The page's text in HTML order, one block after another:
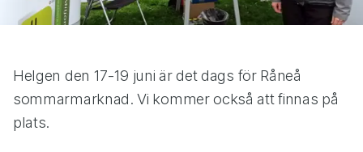
Helgen den 17-19 juni är det dags för Råneå
sommarmarknad. Vi kommer också att finnas på
plats.